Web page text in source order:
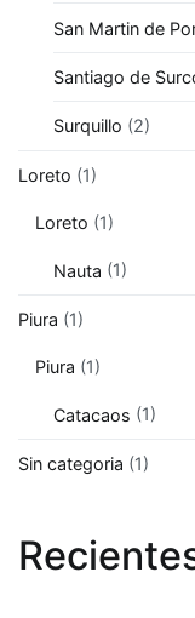
San Martin de
Santiago de
Surquillo (2)
Loreto (1)
Loreto (1)
Nauta (1)
Piura (1)
Piura (1)
Catacaos (1)
Sin categoria (1)